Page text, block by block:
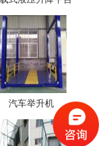
汽车举升机